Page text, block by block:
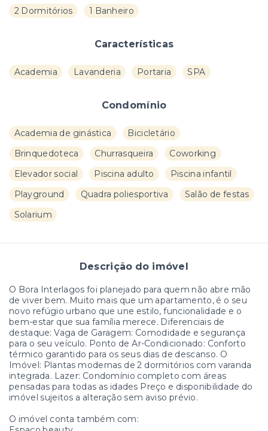
2 Dormitórios 1 Banheiro
Características
Academia Lavanderia Portaria SPA
Condomínio
Academia de ginástica
Bicicletário
Brinquedoteca
Churrasqueira
Coworking
Elevador social
Piscina adulto
Piscina infantil
Playground
Quadra poliesportiva
Salão de festas
Solarium
Descrição do imóvel
O Bora Interlagos foi planejado para quem não abre mão
de viver bem. Muito mais que um apartamento, é o seu
novo refúgio urbano que une estilo, funcionalidade e o
bem-estar que sua família merece. Diferenciais de
destaque: Vaga de Garagem: Comodidade e segurança
para o seu veículo. Ponto de Ar-Condicionado: Conforto
térmico garantido para os seus dias de descanso. O
Imóvel: Plantas modernas de 2 dormitórios com varanda
integrada. Lazer: Condomínio completo com áreas
pensadas para todas as idades Preço e disponibilidade do
imóvel sujeitos a alteração sem aviso prévio.
O imóvel conta também com: